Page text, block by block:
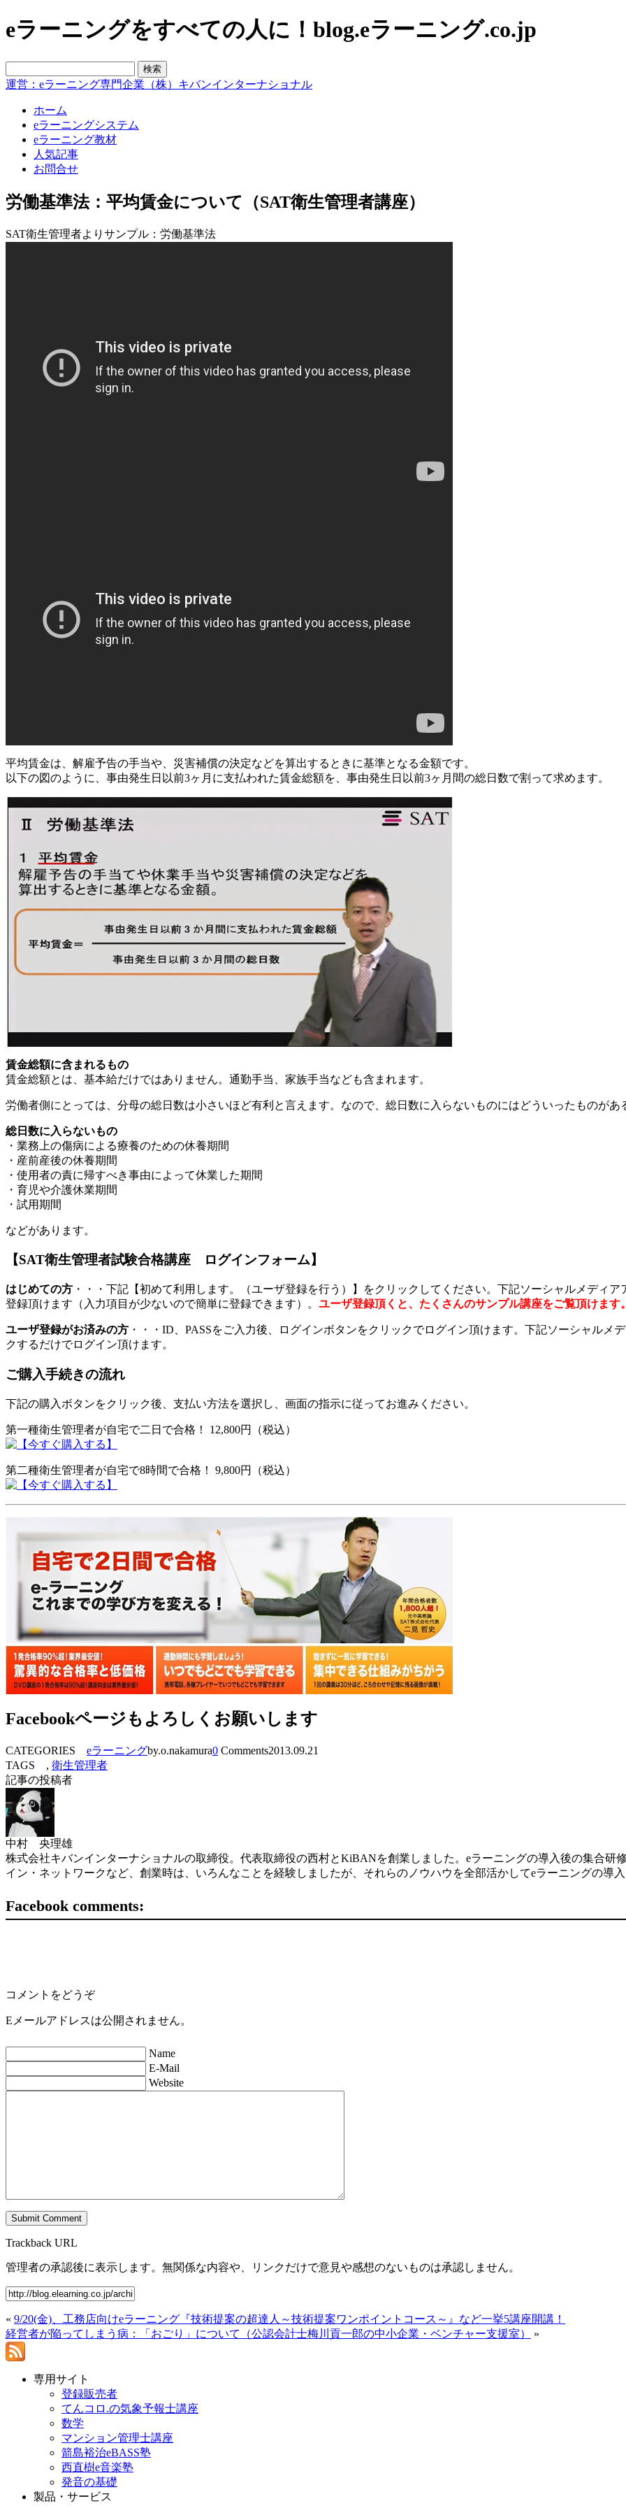
eラーニングをすべての人に！blog.eラーニング.co.jp
運営：eラーニング専門企業（株）キバンインターナショナル
ホーム
eラーニングシステム
eラーニング教材
人気記事
お問合せ
労働基準法：平均賃金について（SAT衛生管理者講座）
SAT衛生管理者よりサンプル：労働基準法
平均賃金は、解雇予告の手当や、災害補償の決定などを算出するときに基準となる金額です。
以下の図のように、事由発生日以前3ヶ月に支払われた賃金総額を、事由発生日以前3ヶ月間の総日数で割って求めます。
賃金総額に含まれるもの
賃金総額とは、基本給だけではありません。通勤手当、家族手当なども含まれます。
労働者側にとっては、分母の総日数は小さいほど有利と言えます。なので、総日数に入らないものにはどういったものがあ
総日数に入らないもの
・業務上の傷病による療養のための休養期間
・産前産後の休養期間
・使用者の責に帰すべき事由によって休業した期間
・育児や介護休業期間
・試用期間
などがあります。
【SAT衛生管理者試験合格講座 ログインフォーム】
はじめての方 ・・・下記【初めて利用します。（ユーザ登録を行う）】をクリックしてください。下記ソーシャルメディ
登録頂けます（入力項目が少ないので簡単に登録できます）。 ユーザ登録頂くと、たくさんのサンプル講座をご覧頂けます。
ユーザ登録がお済みの方 ・・・ID、PASSをご入力後、ログインボタンをクリックでログイン頂けます。下記ソーシャルメ
クするだけでログイン頂けます。
ご購入手続きの流れ
下記の購入ボタンをクリック後、支払い方法を選択し、画面の指示に従ってお進みください。
第一種衛生管理者が自宅で二日で合格！ 12,800円（税込）
第二種衛生管理者が自宅で8時間で合格！ 9,800円（税込）
Facebookページもよろしくお願いします
CATEGORIES eラーニングby.o.nakamura0 Comments2013.09.21
TAGS , 衛生管理者
記事の投稿者
中村 央理雄
株式会社キバンインターナショナルの取締役。代表取締役の西村とKiBANを創業しました。eラーニングの導入後の集合研
イン・ネットワークなど、創業時は、いろんなことを経験しましたが、それらのノウハウを全部活かしてeラーニングの導入
Facebook comments:
コメントをどうぞ
Eメールアドレスは公開されません。
Name
E-Mail
Website
Trackback URL
管理者の承認後に表示します。無関係な内容や、リンクだけで意見や感想のないものは承認しません。
« 9/20(金)、工務店向けeラーニング『技術提案の超達人～技術提案ワンポイントコース～』など一挙5講座開講！
経営者が陥ってしまう病：「おごり」について（公認会計士梅川貢一郎の中小企業・ベンチャー支援室）
»
専用サイト
登録販売者
てんコロ.の気象予報士講座
数学
マンション管理士講座
箭島裕治eBASS塾
西直樹e音楽塾
発音の基礎
製品・サービス